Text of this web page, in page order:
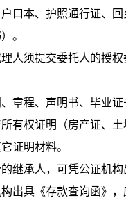
本、护照通行证、回
。
须提交委托人的授权
程、声明书、毕业证
权证明（房产证、土
证明材料。
承人，可凭公证机构
出具《存款查询函》